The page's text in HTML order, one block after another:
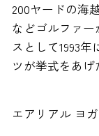
200ヤードの海
などゴルファ
スとして1993
ツが挙式をあげ
エアリアル ヨガ